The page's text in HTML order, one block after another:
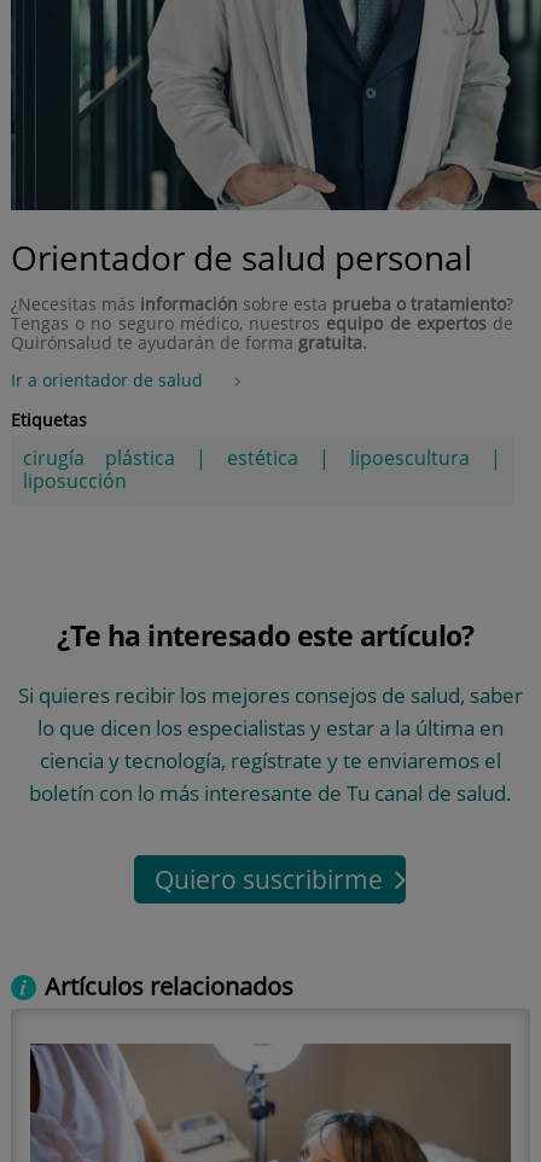
Orientador de salud personal
¿Necesitas más información sobre esta prueba o tratamiento?
Tengas o no seguro médico, nuestros equipo de expertosde
Quirónsalud te ayudarán de forma gratuita.
Ir a orientador de salud
Etiquetas
cirugía plástica | estética | lipoescultura |
liposucción
¿Te ha interesado este artículo?
Si quieres recibir los mejores consejos de salud, saber
lo que dicen los especialistas y estar a la última en
ciencia y tecnología, regístrate y te enviaremos el
boletín con lo más interesante de Tu canal de salud.
Quiero suscribirme
Artículos relacionados